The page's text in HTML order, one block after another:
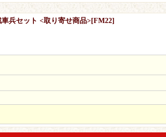
兵セット <取り寄せ商品>[FM22]